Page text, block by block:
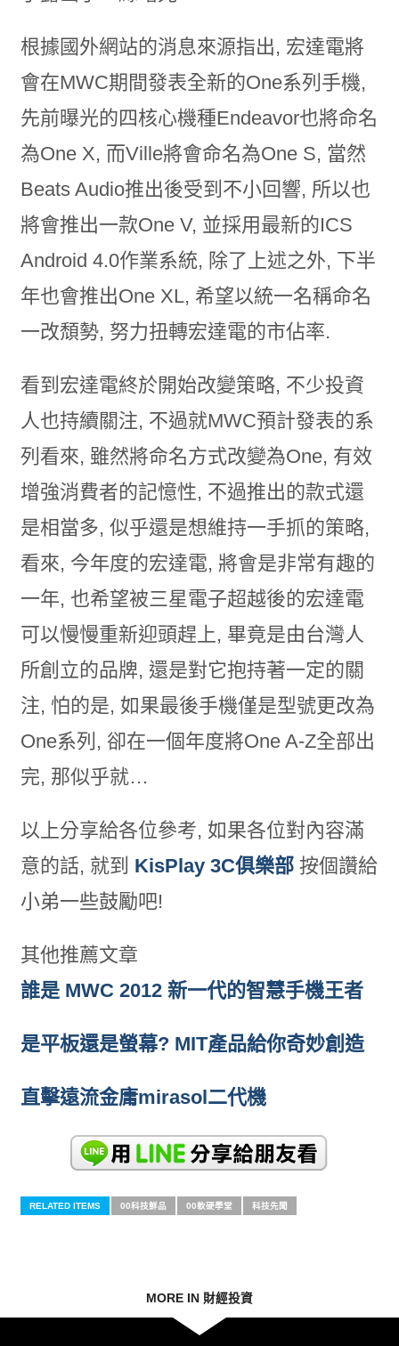
根據國外網站的消息來源指出, 宏達電將
會在MWC期間發表全新的One系列手機,
先前曝光的四核心機種Endeavor也將命名
為One X, 而Ville將會命名為One S, 當然
Beats Audio推出後受到不小回響, 所以也
將會推出一款One V, 並採用最新的ICS
Android 4.0作業系統, 除了上述之外, 下半
年也會推出One XL, 希望以統一名稱命名
一改頹勢, 努力扭轉宏達電的市佔率.
看到宏達電終於開始改變策略, 不少投資
人也持續關注, 不過就MWC預計發表的系
列看來, 雖然將命名方式改變為One, 有效
增強消費者的記憶性, 不過推出的款式還
是相當多, 似乎還是想維持一手抓的策略,
看來, 今年度的宏達電, 將會是非常有趣的
一年, 也希望被三星電子超越後的宏達電
可以慢慢重新迎頭趕上, 畢竟是由台灣人
所創立的品牌, 還是對它抱持著一定的關
注, 怕的是, 如果最後手機僅是型號更改為
One系列, 卻在一個年度將One A-Z全部出
完, 那似乎就…
以上分享給各位參考, 如果各位對內容滿
意的話, 就到 KisPlay 3C俱樂部按個讚給
小弟一些鼓勵吧!
其他推薦文章
誰是 MWC 2012 新一代的智慧手機王者
是平板還是螢幕? MIT產品給你奇妙創造
直擊遠流金庸mirasol二代機
RELATED ITEMS 00科技鮮品 00軟硬學堂 科技先聞
MORE IN 財經投資